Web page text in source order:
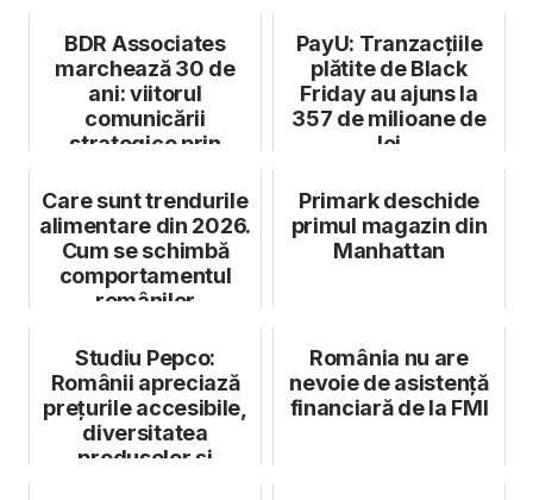
BDR Associates
marchează 30 de
ani: viitorul
comunicării
strategice prin
tehnologie, d...
PayU: Tranzacțiile
plătite de Black
Friday au ajuns la
357 de milioane de
lei
Care sunt trendurile
alimentare din 2026.
Cum se schimbă
comportamentul
românilor
Primark deschide
primul magazin din
Manhattan
Studiu Pepco:
Românii apreciază
prețurile accesibile,
diversitatea
produselor și
România nu are
nevoie de asistență
financiară de la FMI